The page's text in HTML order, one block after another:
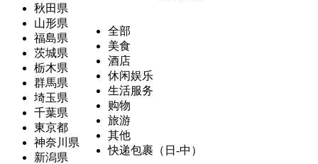
秋田県
山形県
福島県
茨城県
栃木県
群馬県
埼玉県
千葉県
東京都
神奈川県
新潟県
全部
美食
酒店
休闲娱乐
生活服务
购物
旅游
其他
快递包裹（日-中）